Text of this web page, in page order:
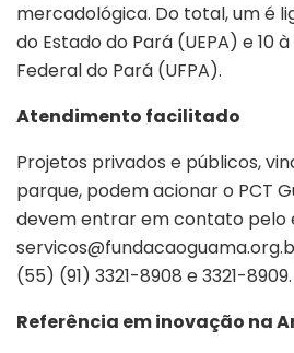
mercadológica. Do total, um é
do Estado do Pará (UEPA) e 10
Federal do Pará (UFPA).
Atendimento facilitado
Projetos privados e públicos,
parque, podem acionar o PCT
devem entrar em contato pelo
(55) (91) 3321-8908 e 3321-8909.
Referência em inovação na